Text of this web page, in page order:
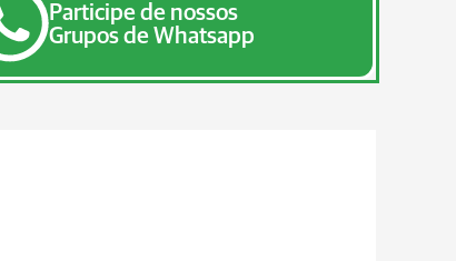
Participe de nossos
Grupos de Whatsapp